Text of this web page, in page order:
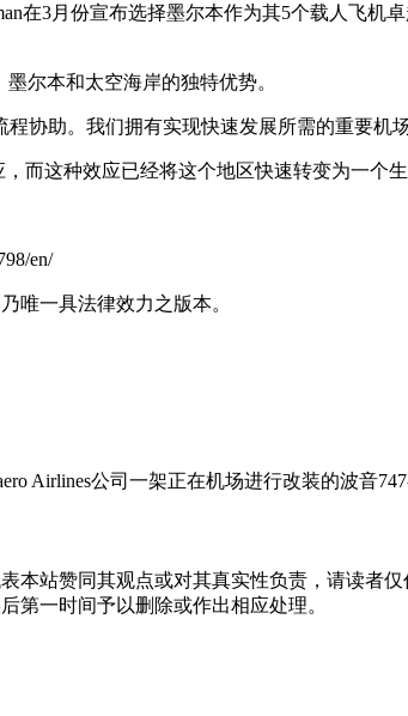
在3月份宣布选择墨尔本作为其5个载人飞机
尔本和太空海岸的独特优势。
协助。我们拥有实现快速发展所需的重要机
而这种效应已经将这个地区快速转变为一个
en/
唯一具法律效力之版本。
Airlines公司一架正在机场进行改装的波音
站赞同其观点或对其真实性负责，请读者
第一时间予以删除或作出相应处理。